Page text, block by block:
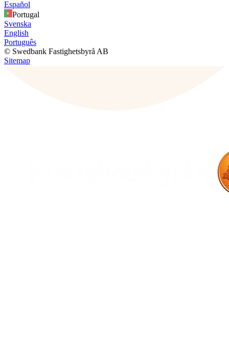
Español
Portugal
Svenska
English
Português
© Swedbank Fastighetsbyrå AB
Sitemap